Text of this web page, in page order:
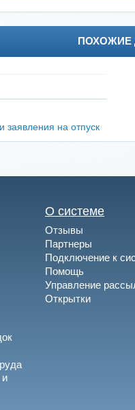
ПОХОЖИЕ
заявления на отпуск
и
О системе
Отзывы
Партнеры
Подключение к
Помощь
Управление
Открытки